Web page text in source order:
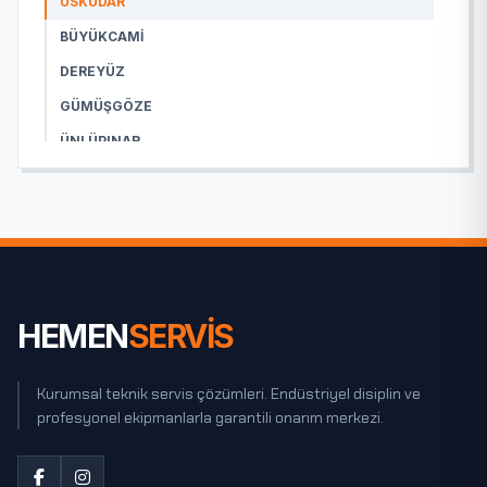
BÜYÜKCAMI
DEREYÜZ
GÜMÜŞGÖZE
ÜNLÜPINAR
ÖĞÜTLÜ
AĞIL
AŞAĞI ÖZLÜCE
AŞAĞI SIVRI
AYDINLAR
AZIZ
HEMENSERVİS
Kurumsal teknik servis çözümleri. Endüstriyel disiplin ve
profesyonel ekipmanlarla garantili onarım merkezi.